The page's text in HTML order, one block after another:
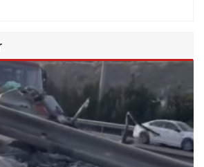
KOYUNCU
Başlarken